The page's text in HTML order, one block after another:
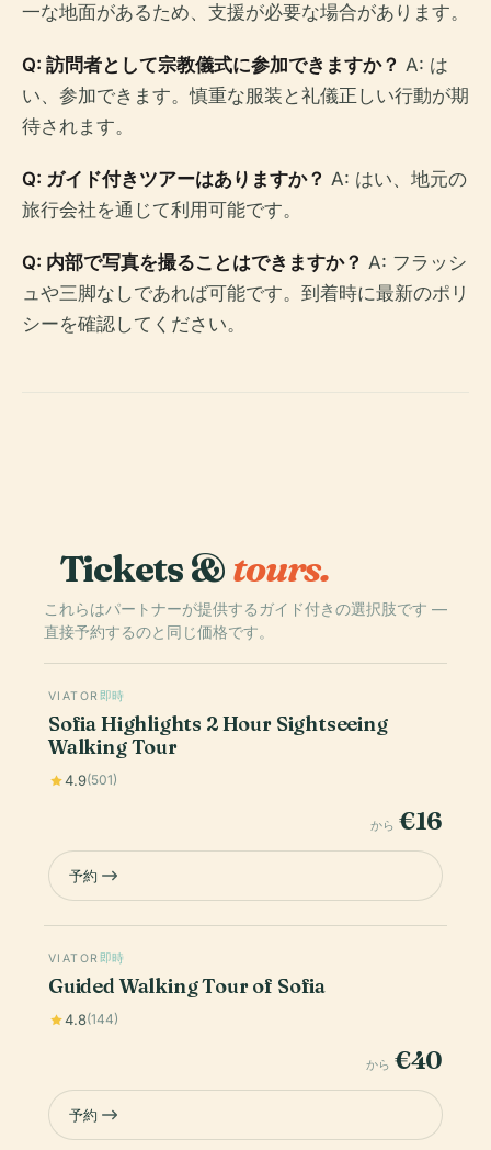
一な地面があるため、支援が必要な場合があります。
Q: 訪問者として宗教儀式に参加できますか？ A: は
い、参加できます。慎重な服装と礼儀正しい行動が期
待されます。
Q: ガイド付きツアーはありますか？ A: はい、地元の
旅行会社を通じて利用可能です。
Q: 内部で写真を撮ることはできますか？ A: フラッシ
ュや三脚なしであれば可能です。到着時に最新のポリ
シーを確認してください。
Tickets &tours.
これらはパートナーが提供するガイド付きの選択肢です —
直接予約するのと同じ価格です。
VIATOR 即時
Sofia Highlights 2 Hour Sightseeing
Walking Tour
4.9(501)
から €16
予約
VIATOR 即時
Guided Walking Tour of Sofia
4.8(144)
から €40
予約